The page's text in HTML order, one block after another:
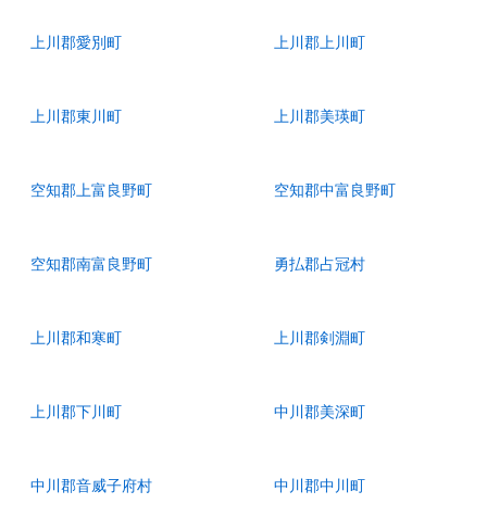
上川郡愛別町 上川郡上川町
上川郡東川町 上川郡美瑛町
空知郡上富良野町 空知郡中富良野町
空知郡南富良野町 勇払郡占冠村
上川郡和寒町 上川郡剣淵町
上川郡下川町 中川郡美深町
中川郡音威子府村 中川郡中川町